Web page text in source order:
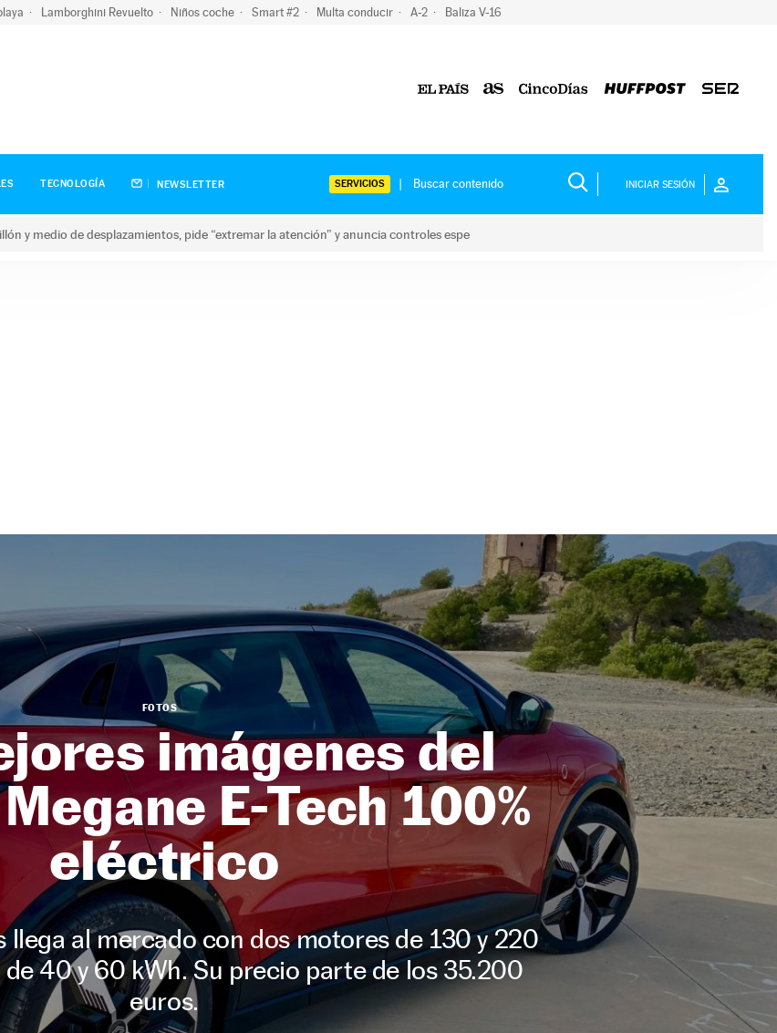
Lamborghini Revuelto Niños coche Smart #2 Multa conducir A-2 Baliza V-16
TECNOLOGÍA NEWSLETTER SERVICIOS INICIAR SESIÓN
y medio de desplazamientos, pide “extremar la atención” y anuncia controles espe
FOTOS
imágenes del
E-Tech 100%
eléctrico
llega al mercado con dos motores de 130 y 220
de 40 y 60 kWh. Su precio parte de los 35.200
euros.